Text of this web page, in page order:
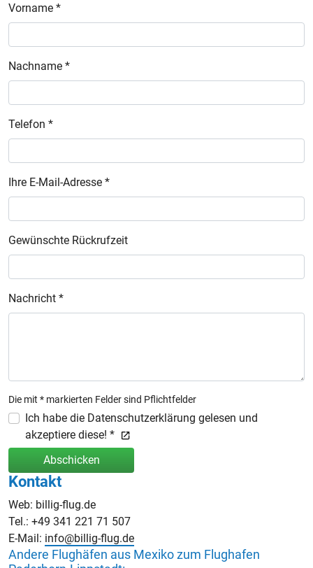
Vorname *
Nachname *
Telefon *
Ihre E-Mail-Adresse *
Gewünschte Rückrufzeit
Nachricht *
Die mit * markierten Felder sind Pflichtfelder
Ich habe die Datenschutzerklärung gelesen und
akzeptiere diese! *
Abschicken
Kontakt
Web: billig-flug.de
Tel.: +49 341 221 71 507
E-Mail: info@billig-flug.de
Andere Flughäfen aus Mexiko zum Flughafen